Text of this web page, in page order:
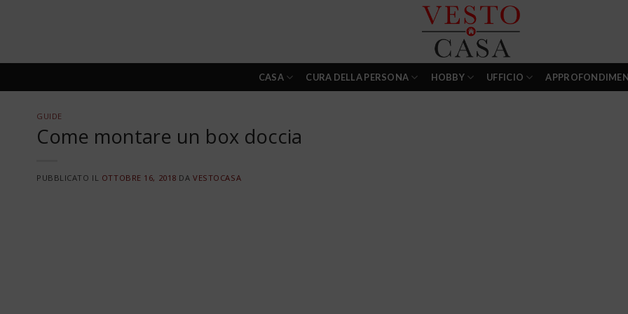
CASA CURA DELLA PERSONA HOBBY UFFICIO
GUIDE
Come montare un box doccia
PUBBLICATO IL OTTOBRE 16, 2018 DAVESTOCASA